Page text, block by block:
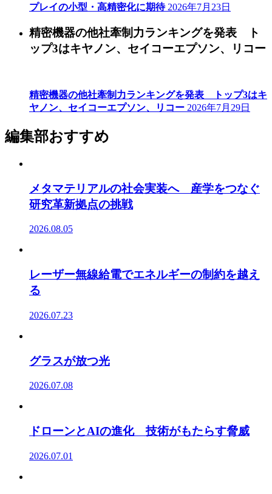
プレイの小型・高精密化に期待 2026年7月23日
精密機器の他社牽制力ランキングを発表 ト
ップ3はキヤノン、セイコーエプソン、リコー
精密機器の他社牽制力ランキングを発表 トップ3はキ
ヤノン、セイコーエプソン、リコー 2026年7月29日
編集部おすすめ
メタマテリアルの社会実装へ 産学をつなぐ
研究革新拠点の挑戦
2026.08.05
レーザー無線給電でエネルギーの制約を越え
る
2026.07.23
グラスが放つ光
2026.07.08
ドローンとAIの進化 技術がもたらす脅威
2026.07.01